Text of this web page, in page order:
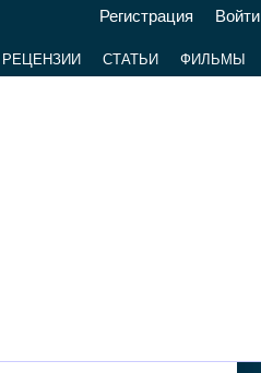
Регистрация Войти
РЕЦЕНЗИИ СТАТЬИ ФИЛЬМЫ